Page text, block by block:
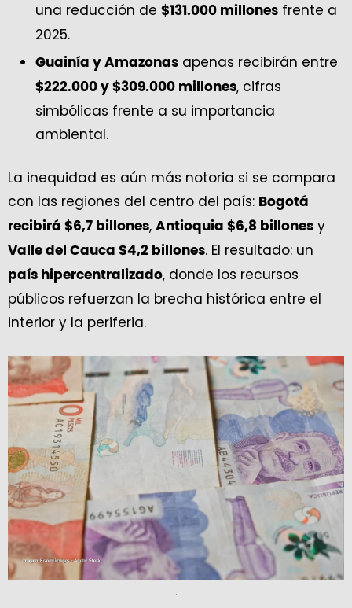
una reducción de $131.000 millones frente a
2025.
Guainía y Amazonas apenas recibirán entre
$222.000 y $309.000 millones, cifras
simbólicas frente a su importancia
ambiental.
La inequidad es aún más notoria si se compara
con las regiones del centro del país: Bogotá
recibirá $6,7 billones, Antioquia $6,8 billones y
Valle del Cauca $4,2 billones. El resultado: un
país hipercentralizado, donde los recursos
públicos refuerzan la brecha histórica entre el
interior y la periferia.
.